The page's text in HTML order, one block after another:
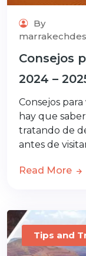
By
Consejos
2024 –
Consejos
hay que
tratando de
antes de
Read More
Tips and